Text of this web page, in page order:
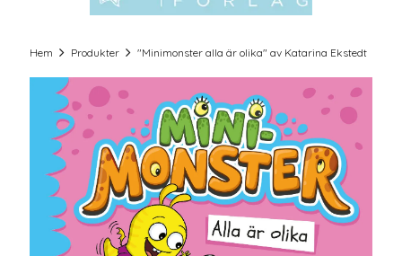
Hem Produkter "Minimonster alla är olika" av Katarina Ekstedt